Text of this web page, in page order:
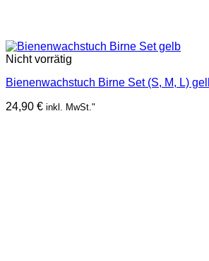
Nicht vorrätig
Bienenwachstuch Birne Set (S, M, L)
24,90 € inkl. MwSt."